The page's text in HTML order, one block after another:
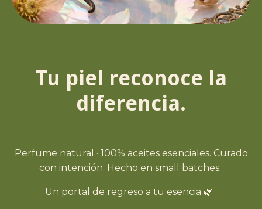
Tu piel reconoce la
diferencia.
Perfume natural · 100% aceites esenciales. Curado
con intención. Hecho en small batches.
Un portal de regreso a tu esencia 🌿